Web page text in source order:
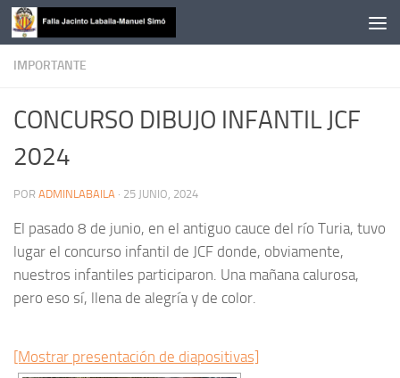
Saltar al contenido
IMPORTANTE
CONCURSO DIBUJO INFANTIL JCF
2024
POR ADMINLABAILA · 25 JUNIO, 2024
El pasado 8 de junio, en el antiguo cauce del río Turia, tuvo
lugar el concurso infantil de JCF donde, obviamente,
nuestros infantiles participaron. Una mañana calurosa,
pero eso sí, llena de alegría y de color.
[Mostrar presentación de diapositivas]